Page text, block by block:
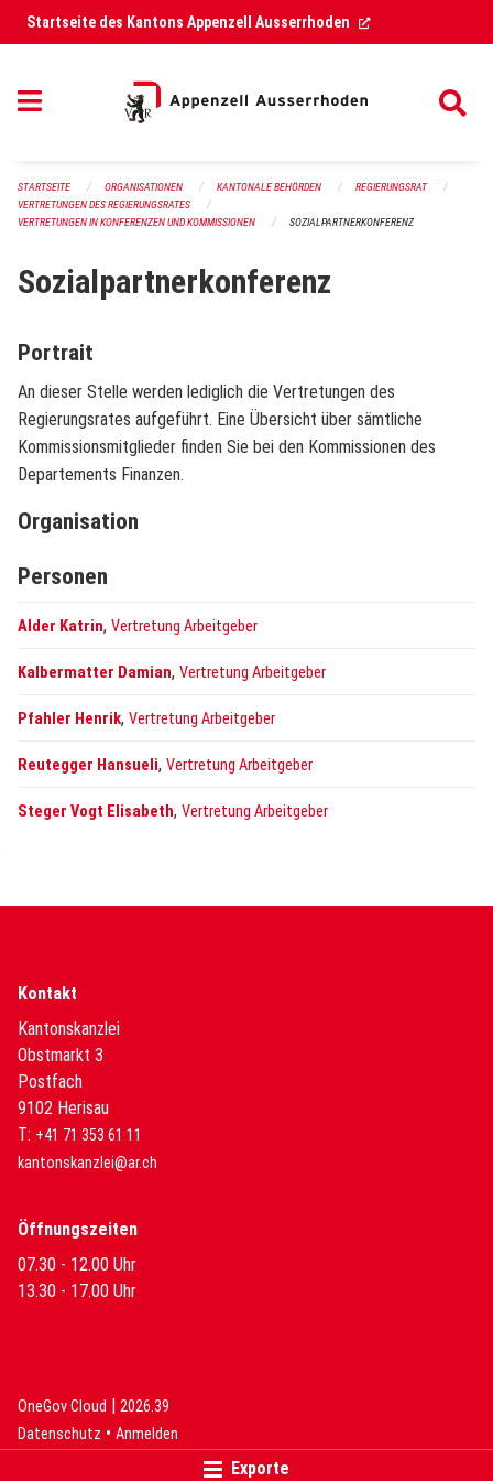
Exporte
Navigation überspringen
Startseite des Kantons Appenzell Ausserrhoden (External Link)
STARTSEITE ORGANISATIONEN KANTONALE BEHÖRDEN
REGIERUNGSRAT
VERTRETUNGEN DES REGIERUNGSRATES
VERTRETUNGEN IN KONFERENZEN UND KOMMISSIONEN
SOZIALPARTNERKONFERENZ
Sozialpartnerkonferenz
Portrait
An dieser Stelle werden lediglich die Vertretungen des
Regierungsrates aufgeführt. Eine Übersicht über sämtliche
Kommissionsmitglieder finden Sie bei den Kommissionen des
Departements Finanzen.
Organisation
Personen
Alder Katrin, Vertretung Arbeitgeber
Kalbermatter Damian, Vertretung Arbeitgeber
Pfahler Henrik, Vertretung Arbeitgeber
Reutegger Hansueli, Vertretung Arbeitgeber
Steger Vogt Elisabeth, Vertretung Arbeitgeber
Kontakt
Kantonskanzlei
Obstmarkt 3
Postfach
9102 Herisau
T: +41 71 353 61 11
kantonskanzlei@ar.ch
Öffnungszeiten
07.30 - 12.00 Uhr
13.30 - 17.00 Uhr
OneGov Cloud (External Link)
| 2026.39
Datenschutz (External Link)
Anmelden